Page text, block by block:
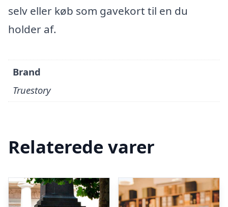
selv eller køb som gavekort til en du
holder af.
Brand
Truestory
Relaterede varer